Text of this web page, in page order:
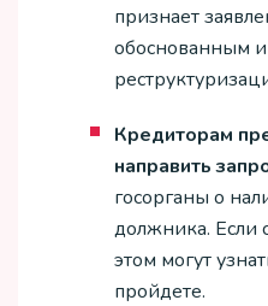
признает
обоснованным
Кредиторам
направить
госорганы о
должника. Если
этом могут
пройдете.